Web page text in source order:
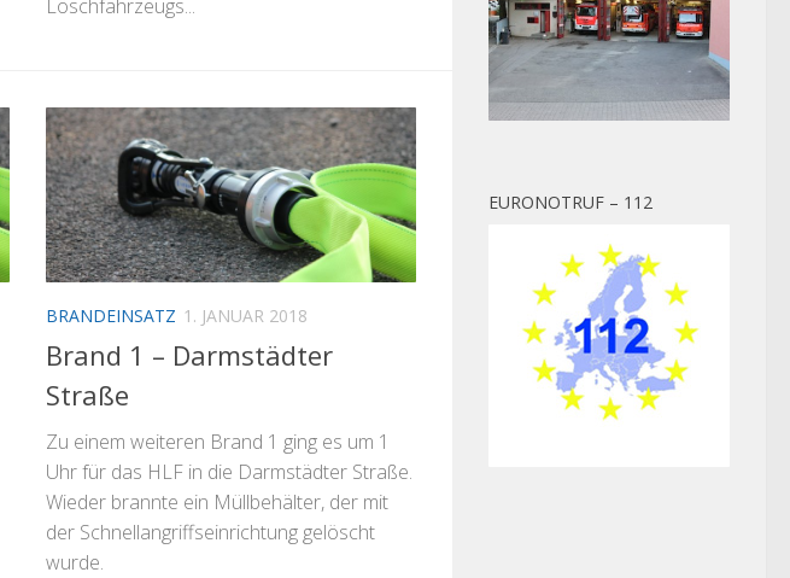
Löschfahrzeugs...
BRANDEINSATZ 1. JANUAR 2018
Brand 1 – Darmstädter
Straße
Zu einem weiteren Brand 1 ging es um 1
Uhr für das HLF in die Darmstädter Straße.
Wieder brannte ein Müllbehälter, der mit
der Schnellangriffseinrichtung gelöscht
wurde.
EURONOTRUF – 112